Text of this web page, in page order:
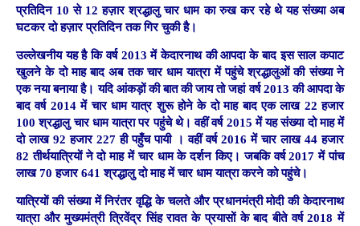
प्रतिदिन 10 से 12 हज़ार श्रद्धालु चार धाम का रुख कर रहे थे यह संख्या अब
घटकर दो हज़ार प्रतिदिन तक गिर चुकी है।
उल्लेखनीय यह है कि वर्ष 2013 में केदारनाथ की आपदा के बाद इस साल कपाट
खुलने के दो माह बाद अब तक चार धाम यात्रा में पहुंचे श्रद्धालुओं की संख्या ने
एक नया बनाया है। यदि आंकड़ों की बात की जाय तो जहां वर्ष 2013 की आपदा के
बाद वर्ष 2014 में चार धाम यात्र शुरू होने के दो माह बाद एक लाख 22 हजार
100 श्रद्धालु चार धाम यात्रा पर पहुंचे थे। वहीं वर्ष 2015 में यह संख्या दो माह में
दो लाख 92 हजार 227 ही पहुँच पायी । वहीं वर्ष 2016 में चार लाख 44 हजार
82 तीर्थयात्रियों ने दो माह में चार धाम के दर्शन किए। जबकि वर्ष 2017 में पांच
लाख 70 हजार 641 श्रद्धालु दो माह में चार धाम यात्रा करने को पहुंचे।
यात्रियों की संख्या में निरंतर वृद्धि के चलते और प्रधानमंत्री मोदी की केदारनाथ
यात्रा और मुख्यमंत्री त्रिवेंद्र सिंह रावत के प्रयासों के बाद बीते वर्ष 2018 में